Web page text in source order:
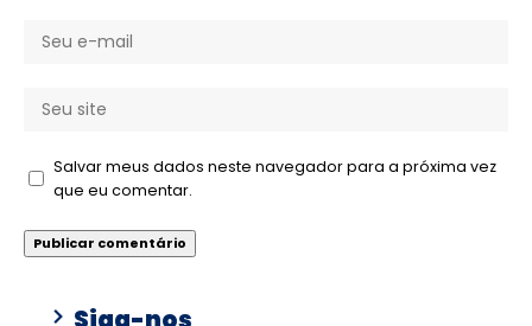
Salvar meus dados neste navegador para a próxima vez
que eu comentar.